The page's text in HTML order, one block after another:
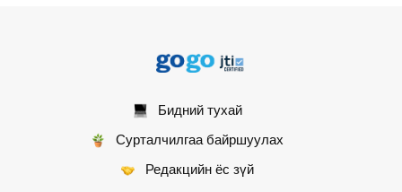
Бидний тухай
Сурталчилгаа байршуулах
Редакцийн ёс зүй